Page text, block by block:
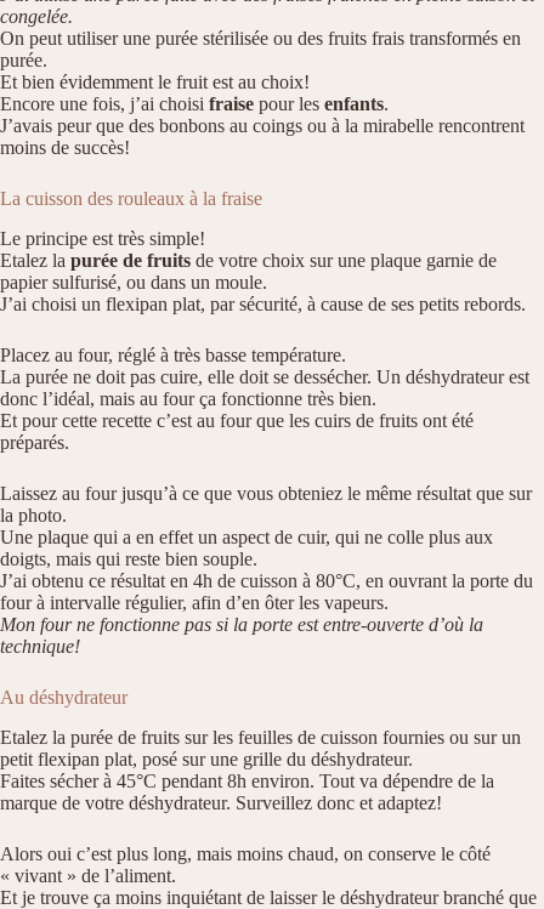
congelée.
On peut utiliser une purée stérilisée ou des fruits frais transformés en
purée.
Et bien évidemment le fruit est au choix!
Encore une fois, j’ai choisi fraise pour les enfants.
J’avais peur que des bonbons au coings ou à la mirabelle rencontrent
moins de succès!
La cuisson des rouleaux à la fraise
Le principe est très simple!
Etalez la purée de fruits de votre choix sur une plaque garnie de
papier sulfurisé, ou dans un moule.
J’ai choisi un flexipan plat, par sécurité, à cause de ses petits rebords.
Placez au four, réglé à très basse température.
La purée ne doit pas cuire, elle doit se dessécher. Un déshydrateur est
donc l’idéal, mais au four ça fonctionne très bien.
Et pour cette recette c’est au four que les cuirs de fruits ont été
préparés.
Laissez au four jusqu’à ce que vous obteniez le même résultat que sur
la photo.
Une plaque qui a en effet un aspect de cuir, qui ne colle plus aux
doigts, mais qui reste bien souple.
J’ai obtenu ce résultat en 4h de cuisson à 80°C, en ouvrant la porte du
four à intervalle régulier, afin d’en ôter les vapeurs.
Mon four ne fonctionne pas si la porte est entre-ouverte d’où la
technique!
Au déshydrateur
Etalez la purée de fruits sur les feuilles de cuisson fournies ou sur un
petit flexipan plat, posé sur une grille du déshydrateur.
Faites sécher à 45°C pendant 8h environ. Tout va dépendre de la
marque de votre déshydrateur. Surveillez donc et adaptez!
Alors oui c’est plus long, mais moins chaud, on conserve le côté
« vivant » de l’aliment.
Et je trouve ça moins inquiétant de laisser le déshydrateur branché que